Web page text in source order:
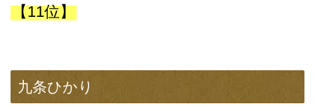
【11位】
九条ひかり